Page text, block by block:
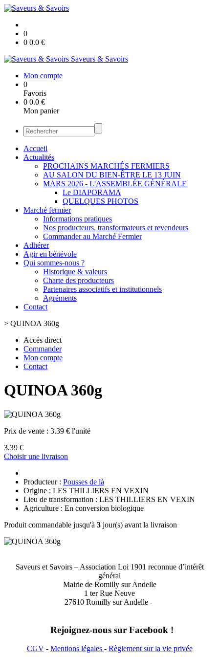
0
0 0.0 €
Saveurs & Savoirs
Mon compte
0
Favoris
0 0.0 €
Mon panier
Accueil
Actualités
PROCHAINS MARCHÉS FERMIERS
AU SALON DU BIEN-ÊTRE LE 13 JUIN
MARS 2026 - L'ASSEMBLÉE GÉNÉRALE
Le DIAPORAMA
QUELQUES PHOTOS
Marché fermier
Informations pratiques
Nos producteurs, transformateurs et revendeurs
Commander au Marché Fermier
Adhérer
Agir en bénévole
Qui sommes-nous ?
Historique & valeurs
Charte des producteurs
Partenaires associatifs et institutionnels
Agréments
Contact
> QUINOA 360g
Accès direct
Commander
Mon compte
Contact
QUINOA 360g
Prix de vente : 3.39 € l'unité
3.39 €
Choisir une livraison
Producteur : Pousses de là
Origine : LES THILLIERS EN VEXIN
Lieu de transformation : LES THILLIERS EN VEXIN
Agriculture : En conversion biologique
Produit commandable jusqu'à 3 jour(s) avant la livraison
Saveurs et Savoirs – Association Loi 1901 reconnue d’intérêt
général
Mairie de Romilly sur Andelle
1 ter Rue Neuve
27610 Romilly sur Andelle -
Rejoignez-nous sur Facebook !
CGV- Mentions légales - Règlement sur la vie privée